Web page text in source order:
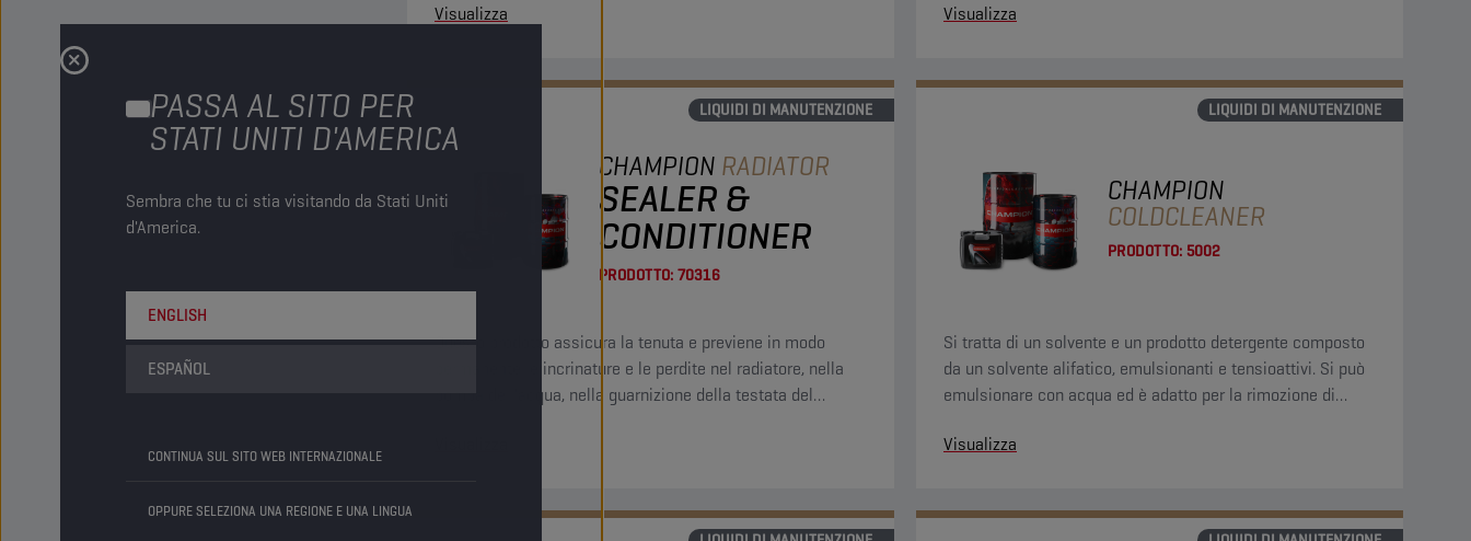
PASSA AL SITO PER
STATI UNITI D'AMERICA
Sembra che tu ci stia visitando da Stati Uniti
d'America.
ENGLISH
ESPAÑOL
CONTINUA SUL SITO WEB INTERNAZIONALE
OPPURE SELEZIONA UNA REGIONE E UNA LINGUA
Visualizza
Visualizza
LIQUIDI DI MANUTENZIONE
CHAMPION RADIATOR
SEALER &
CONDITIONER
PRODOTTO: 70316
Questo prodotto assicura la tenuta e previene in modo
permanente le incrinature e le perdite nel radiatore, nella
pompa dell'acqua, nella guarnizione della testata del
LIQUIDI DI MANUTENZIONE
CHAMPION
COLDCLEANER
PRODOTTO: 5002
Si tratta di un solvente e un prodotto detergente composto
da un solvente alifatico, emulsionanti e tensioattivi. Si può
emulsionare con acqua ed è adatto per la rimozione di
Visualizza